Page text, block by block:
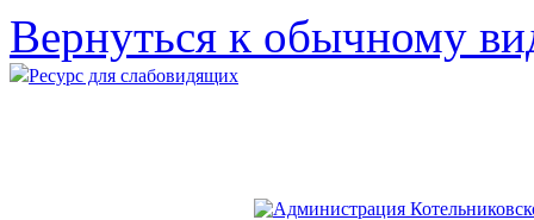
Вернуться к обычному
Ресурс для слабовидящих